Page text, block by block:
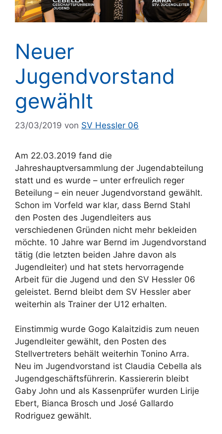
Neuer
Jugendvorstand
gewählt
23/03/2019 von SV Hessler 06
Am 22.03.2019 fand die
Jahreshauptversammlung der Jugendabteilung
statt und es wurde – unter erfreulich reger
Beteilung – ein neuer Jugendvorstand gewählt.
Schon im Vorfeld war klar, dass Bernd Stahl
den Posten des Jugendleiters aus
verschiedenen Gründen nicht mehr bekleiden
möchte. 10 Jahre war Bernd im Jugendvorstand
tätig (die letzten beiden Jahre davon als
Jugendleiter) und hat stets hervorragende
Arbeit für die Jugend und den SV Hessler 06
geleistet. Bernd bleibt dem SV Hessler aber
weiterhin als Trainer der U12 erhalten.
Einstimmig wurde Gogo Kalaitzidis zum neuen
Jugendleiter gewählt, den Posten des
Stellvertreters behält weiterhin Tonino Arra.
Neu im Jugendvorstand ist Claudia Cebella als
Jugendgeschäftsführerin. Kassiererin bleibt
Gaby John und als Kassenprüfer wurden Lirije
Ebert, Bianca Brosch und José Gallardo
Rodriguez gewählt.